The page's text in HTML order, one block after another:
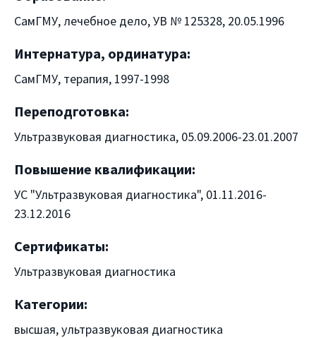
СамГМУ, лечебное дело, УВ № 125328, 20.05.1996
Интернатура, ординатура:
СамГМУ, терапия, 1997-1998
Переподготовка:
Ультразвуковая диагностика, 05.09.2006-23.01.2007
Повышение квалификации:
УС "Ультразвуковая диагностика", 01.11.2016-
23.12.2016
Сертификаты:
Ультразвуковая диагностика
Категории:
высшая, ультразвуковая диагностика